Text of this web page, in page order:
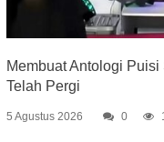
Membuat Antologi
Telah Pergi
5 Agustus 2026 0